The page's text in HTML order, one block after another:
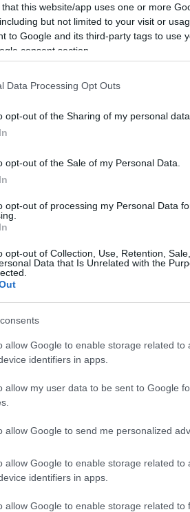
that this website/app uses one or more
but not limited to your visit or
to Google and its third-party tags to use
consent section.
Data Processing Opt Outs
opt-out of the Sharing of my personal data.
opt-out of the Sale of my Personal Data.
opt-out of processing my Personal Data
opt-out of Collection, Use, Retention,
Data that Is Unrelated with the
allow Google to enable storage related to
identifiers in apps.
allow my user data to be sent to Google
allow Google to send me personalized
allow Google to enable storage related to
identifiers in apps.
allow Google to enable storage related to
körkép a semmiből előtűnt előadókról
a skót popzene történetéről,
a skót zene talán legfontosabb alakjáról,
miért
Street Preachers-szel és az Ultrahang-
és trendekről szól
a
be
kapcsolatát járjuk körbe
meg a kiváló Music Go Music-ról
stb.)
és az új lapszámitt megrendelhető, és
,